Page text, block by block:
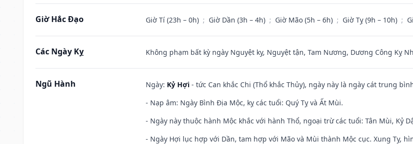
Giờ Hắc Đạo Giờ Tí (23h – 0h) ; Giờ Dần (3h – 4h) ; Giờ Mão (5h – 6h) ; Giờ Tỵ (9h – 10h) ;
Các Ngày Kỵ Không phạm bất kỳ ngày Nguyệt kỵ, Nguyệt tận, Tam Nương, Dương Công Kỵ
Ngũ Hành Ngày: Kỷ Hợi - tức Can khắc Chi (Thổ khắc Thủy), ngày này là ngày cát trung
- Nạp âm: Ngày Bình Địa Mộc, kỵ các tuổi: Quý Tỵ và Ất Mùi.
- Ngày này thuộc hành Mộc khắc với hành Thổ, ngoại trừ các tuổi: Tân Mùi, Kỷ
- Ngày Hợi lục hợp với Dần, tam hợp với Mão và Mùi thành Mộc cục. Xung Tỵ,